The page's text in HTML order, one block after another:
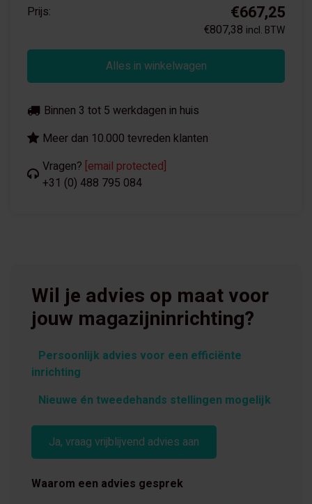
Prijs: €667,25
€807,38 incl. BTW
Alles in winkelwagen
Binnen 3 tot 5 werkdagen in huis
Meer dan 10.000 tevreden klanten
Vragen? [email protected]
+31 (0) 488 795 084
Wil je advies op maat voor
jouw magazijninrichting?
Persoonlijk advies voor een efficiënte
inrichting
Nieuwe én tweedehands stellingen mogelijk
Ja, vraag vrijblijvend advies aan
Waarom een advies gesprek